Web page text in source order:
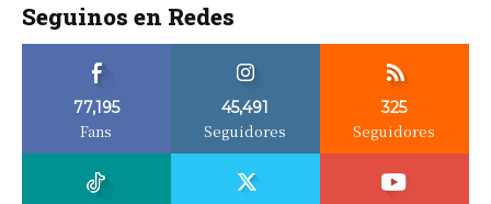
Seguinos en Redes
77,195
Fans
45,491
Seguidores
325
Seguidores